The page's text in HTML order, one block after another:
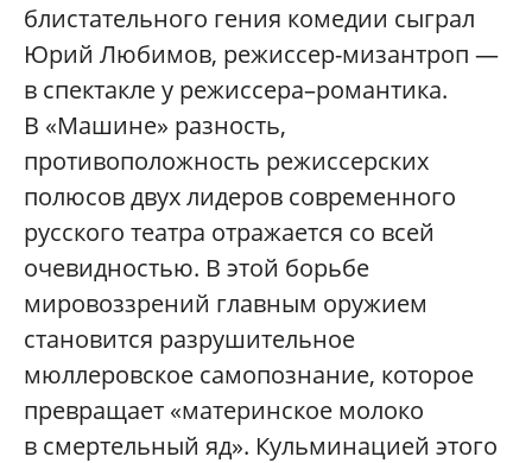
блистательного гения комедии сыграл
Юрий Любимов, режиссер-мизантроп —
в спектакле у режиссера–романтика.
В «Машине» разность,
противоположность режиссерских
полюсов двух лидеров современного
русского театра отражается со всей
очевидностью. В этой борьбе
мировоззрений главным оружием
становится разрушительное
мюллеровское самопознание, которое
превращает «материнское молоко
в смертельный яд». Кульминацией этого